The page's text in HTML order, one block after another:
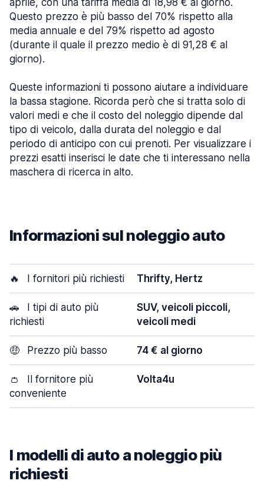
aprile, con una tariffa media di 18,98 € al giorno.
Questo prezzo è più basso del 70% rispetto alla
media annuale e del 79% rispetto ad agosto
(durante il quale il prezzo medio è di 91,28 € al
giorno).
Queste informazioni ti possono aiutare a individuare
la bassa stagione. Ricorda però che si tratta solo di
valori medi e che il costo del noleggio dipende dal
tipo di veicolo, dalla durata del noleggio e dal
periodo di anticipo con cui prenoti. Per visualizzare i
prezzi esatti inserisci le date che ti interessano nella
maschera di ricerca in alto.
Informazioni sul noleggio auto
🔥 I fornitori più richiesti Thrifty, Hertz
🚗
I tipi di auto più
richiesti
SUV, veicoli piccoli,
veicoli medi
🤑 Prezzo più basso 74 € al giorno
👛
Il fornitore più
conveniente
Volta4u
I modelli di auto a noleggio più
richiesti